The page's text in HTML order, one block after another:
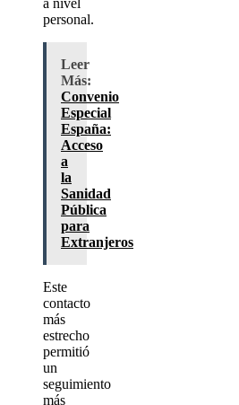
a nivel
personal.
Leer
Más:
Convenio
Especial
España:
Acceso
a
la
Sanidad
Pública
para
Extranjeros
Este
contacto
más
estrecho
permitió
un
seguimiento
más